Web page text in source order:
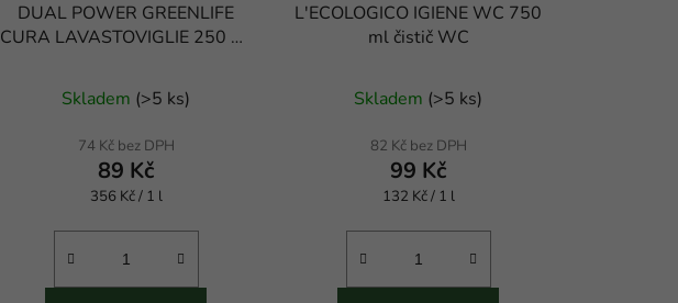
DUAL POWER GREENLIFE
CURA LAVASTOVIGLIE 250 ml
Skladem (>5 ks)
74 Kč bez DPH
89 Kč
Měrná
356 Kč / 1 l
L'ECOLOGICO IGIENE WC 750
ml čistič WC
Skladem (>5 ks)
82 Kč bez DPH
99 Kč
Měrná
132 Kč / 1 l